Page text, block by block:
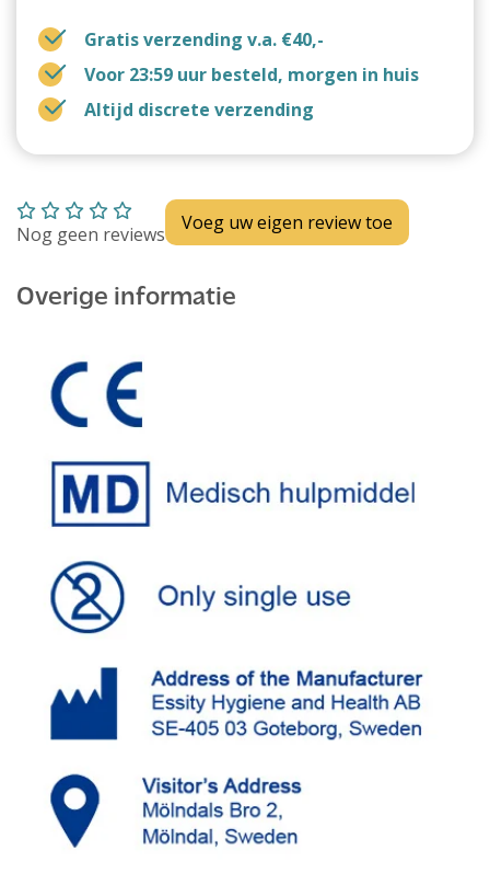
Gratis verzending v.a. €40,-
Voor 23:59 uur besteld, morgen in huis
Altijd discrete verzending
Nog geen reviews Voeg uw eigen review toe
Overige informatie